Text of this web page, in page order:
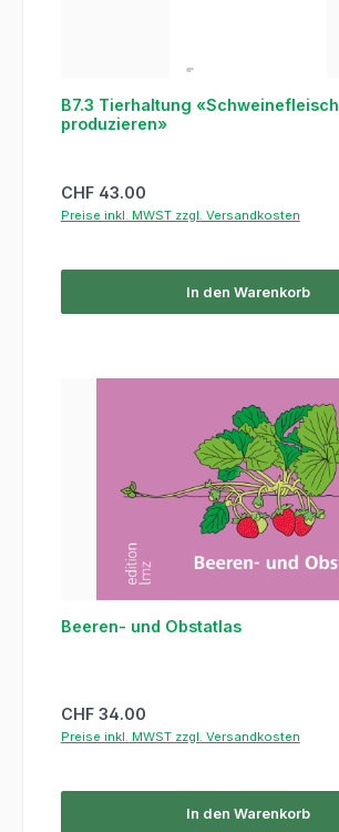
B7.3 Tierhaltung «Schweinefleisch
produzieren»
Regulärer Preis:
CHF 43.00
Preise inkl. MWST zzgl. Versandkosten
In den Warenkorb
Beeren- und Obstatlas
Regulärer Preis:
CHF 34.00
Preise inkl. MWST zzgl. Versandkosten
In den Warenkorb